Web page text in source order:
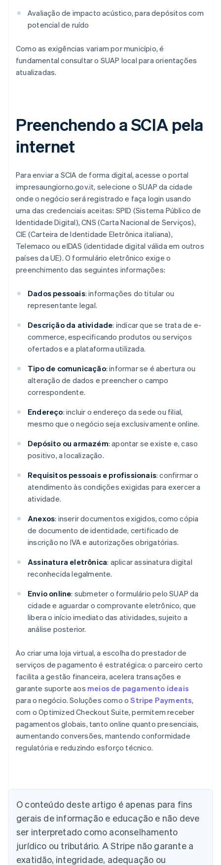
Avaliação de impacto acústico, para depósitos com
potencial de ruído
Como as exigências variam por município, é
fundamental consultar o SUAP local para orientações
atualizadas.
Preenchendo a SCIA pela
internet
Para enviar a SCIA de forma digital, acesse o portal
impresaungiorno.gov.it, selecione o SUAP da cidade
onde o negócio será registrado e faça login usando
uma das credenciais aceitas: SPID (Sistema Público de
Identidade Digital), CNS (Carta Nacional de Serviços),
CIE (Carteira de Identidade Eletrônica italiana),
Telemaco ou eIDAS (identidade digital válida em outros
países da UE). O formulário eletrônico exige o
preenchimento das seguintes informações:
Dados pessoais: informações do titular ou
representante legal.
Descrição da atividade: indicar que se trata de e-
commerce, especificando produtos ou serviços
ofertados e a plataforma utilizada.
Tipo de comunicação: informar se é abertura ou
alteração de dados e preencher o campo
correspondente.
Endereço: incluir o endereço da sede ou filial,
mesmo que o negócio seja exclusivamente online.
Depósito ou armazém: apontar se existe e, caso
positivo, a localização.
Requisitos pessoais e profissionais: confirmar o
atendimento às condições exigidas para exercer a
atividade.
Anexos: inserir documentos exigidos, como cópia
de documento de identidade, certificado de
inscrição no IVA e autorizações obrigatórias.
Assinatura eletrônica: aplicar assinatura digital
reconhecida legalmente.
Envio online: submeter o formulário pelo SUAP da
cidade e aguardar o comprovante eletrônico, que
libera o início imediato das atividades, sujeito a
análise posterior.
Ao criar uma loja virtual, a escolha do prestador de
serviços de pagamento é estratégica: o parceiro certo
facilita a gestão financeira, acelera transações e
garante suporte aos meios de pagamento ideais
para o negócio. Soluções como oStripe Payments,
com o Optimized Checkout Suite, permitem receber
pagamentos globais, tanto online quanto presenciais,
aumentando conversões, mantendo conformidade
regulatória e reduzindo esforço técnico.
O conteúdo deste artigo é apenas para fins
gerais de informação e educação e não deve
ser interpretado como aconselhamento
jurídico ou tributário. A Stripe não garante a
exatidão, integridade, adequação ou
Deutsch English
Austrália
Áustria
DeutschEnglish
Bélgica